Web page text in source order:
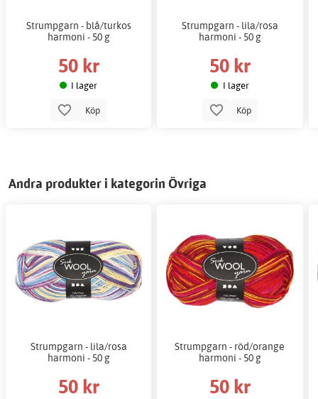
Strumpgarn - blå/turkos
harmoni - 50 g
50 kr
I lager
Köp
Strumpgarn - lila/rosa
harmoni - 50 g
50 kr
I lager
Köp
Andra produkter i kategorin Övriga
Strumpgarn - lila/rosa
harmoni - 50 g
50 kr
Strumpgarn - röd/orange
harmoni - 50 g
50 kr